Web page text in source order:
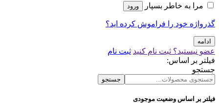
مرا به خاطر بسپار ورود
گذرواژه خود را فراموش کرده اید؟
ادامه
عضو نیستید؟ ثبت نام کنید ثبت نام
فیلتر بر اساس:
جستجو
جستجو
فیلتر بر اساس وضعیت موجودی